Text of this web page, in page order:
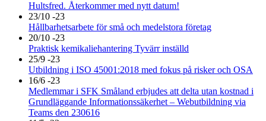
Hultsfred. Återkommer med nytt datum!
23/10 -23
Hållbarhetsarbete för små och medelstora företag
20/10 -23
Praktisk kemikaliehantering Tyvärr inställd
25/9 -23
Utbildning i ISO 45001:2018 med fokus på risker och OSA
16/6 -23
Medlemmar i SFK Småland erbjudes att delta utan kostnad i
Grundläggande Informationssäkerhet – Webutbildning via
Teams den 230616